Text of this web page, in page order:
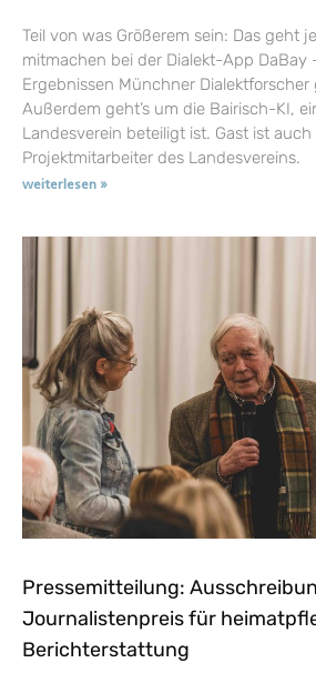
Teil von was Größerem sein: Das geht
mitmachen bei der Dialekt-App DaBay
Ergebnissen Münchner
Außerdem geht’s um die Bairisch-KI,
Landesverein beteiligt ist. Gast ist
Projektmitarbeiter des Landesvereins.
weiterlesen »
Pressemitteilung:
Journalistenpreis für
Berichterstattung